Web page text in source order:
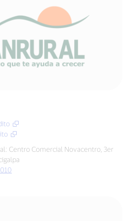
Centro Comercial Novacentro, 3er